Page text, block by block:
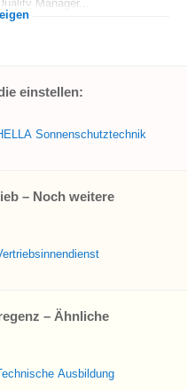
Manager...
einstellen:
Sonnenschutztechnik
– Noch weitere
– Ähnliche
Ausbildung